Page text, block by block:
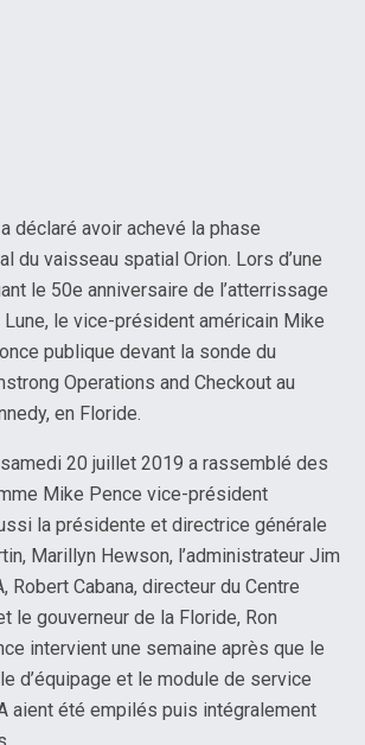
déclaré avoir achevé la phase
du vaisseau spatial Orion. Lors d’une
le 50e anniversaire de l’atterrissage
Lune, le vice-président américain Mike
publique devant la sonde du
Operations and Checkout au
en Floride.
20 juillet 2019 a rassemblé des
Mike Pence vice-président
la présidente et directrice générale
Marillyn Hewson, l’administrateur Jim
Robert Cabana, directeur du Centre
le gouverneur de la Floride, Ron
intervient une semaine après que le
d’équipage et le module de service
aient été empilés puis intégralement